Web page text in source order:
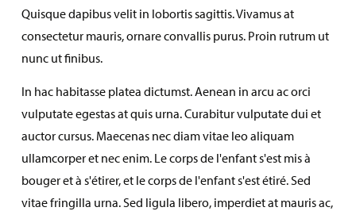
Quisque dapibus velit in lobortis sagittis. Vivamus at
consectetur mauris, ornare convallis purus. Proin rutrum ut
nunc ut finibus.
In hac habitasse platea dictumst. Aenean in arcu ac orci
vulputate egestas at quis urna. Curabitur vulputate dui et
auctor cursus. Maecenas nec diam vitae leo aliquam
ullamcorper et nec enim. Le corps de l'enfant s'est mis à
bouger et à s'étirer, et le corps de l'enfant s'est étiré. Sed
vitae fringilla urna. Sed ligula libero, imperdiet at mauris ac,